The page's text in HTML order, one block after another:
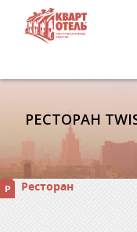
РЕСТОРАН
Ресторан